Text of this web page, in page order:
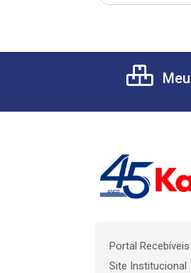
Portal
Site Institucional